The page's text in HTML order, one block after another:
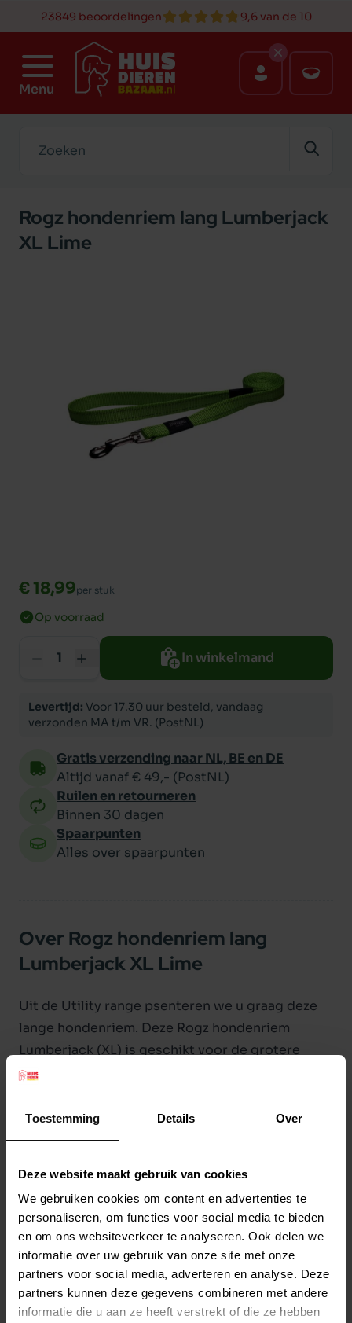
Toestemming Details Over
Deze website maakt gebruik van cookies
We gebruiken cookies om content en advertenties te
personaliseren, om functies voor social media te bieden
en om ons websiteverkeer te analyseren. Ook delen we
informatie over uw gebruik van onze site met onze
partners voor social media, adverteren en analyse. Deze
partners kunnen deze gegevens combineren met andere
informatie die u aan ze heeft verstrekt of die ze hebben
23849 beoordelingen 9,6 van de 10
Menu
Rogz hondenriem lang Lumberjack
XL Lime
€ 18,99per stuk
Op voorraad
In winkelmand
Levertijd: Voor 17.30 uur besteld, vandaag
verzonden MA t/m VR. (PostNL)
Gratis verzending naar NL, BE en DE
Altijd vanaf € 49,- (PostNL)
Ruilen en retourneren
Binnen 30 dagen
Spaarpunten
Alles over spaarpunten
Over Rogz hondenriem lang
Lumberjack XL Lime
Uit de Utility range psenteren we u graag deze
lange hondenriem. Deze Rogz hondenriem
Lumberjack (XL) is geschikt voor de grotere
rassen, zoals bijvoorbeeld Rottweiler, Ridgeback
en Labrador.
De Rogz hondenriem Lumberjack is 1,80 meter
lang en 2,5 cm dik. Over de hele riem zijn
hond goed zichtbaar is. De musketonhaken zijn
zeer sterk. Het nylon is van topkwaliteit.
Lumberjack is de maataanduiding voor XL en de
kleur van deze hondenlijn is Lime. Uiteraard is er
een bijpassende halsband verkrijgbaar.
Het Zuid Afrikaanse Rogz kenmerkt zich door de
hoge kwaliteit, handige functionaliteiten en de
Stel uw bestelherinnering in:(2 weken)
2 weken
4 weken
6 weken
Elke
8 weken
Elke
10 weken
Elke
12 weken